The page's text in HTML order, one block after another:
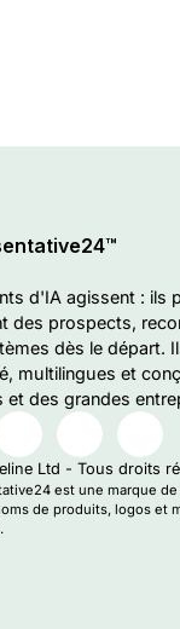
d'IA agissent : ils
des prospects,
dès le départ.
multilingues et
et des grandes
Ltd - Tous droits
est une marque
de produits, logos et